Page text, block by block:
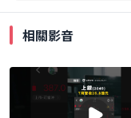
相關影音